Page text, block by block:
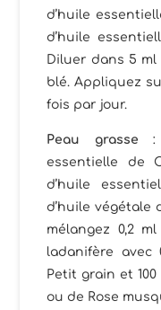
d’huile
d’huile
Diluer dans 5 ml
blé. Appliquez
fois par jour.
Peau grasse :
essentielle de
d’huile
d’huile végétale
mélangez 0,2
ladanifère avec
Petit grain et
ou de Rose